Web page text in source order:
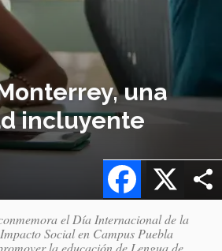
una
incluyente
X
Facebook
el Día Internacional de la
Social en Campus Puebla
la educación de Lengua de